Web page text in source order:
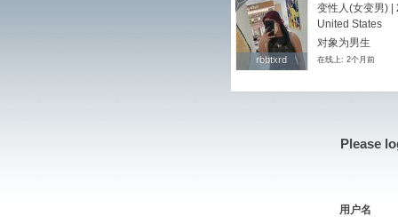
rbbtxrd
rbbtxrd
变性人(女变男) |
United States
对象为男生
在线上: 2个月前
Please
用户名